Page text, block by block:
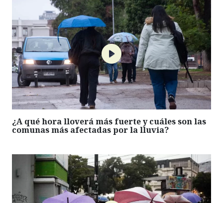
¿A qué hora lloverá más fuerte y cuáles son las
comunas más afectadas por la lluvia?